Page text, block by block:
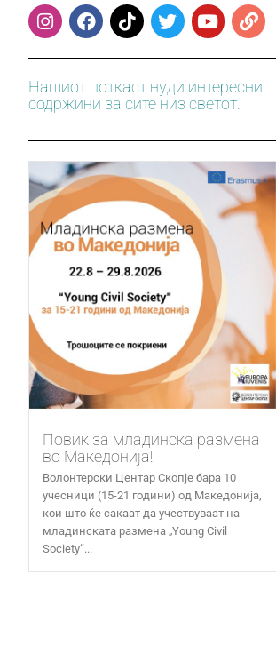
Нашиот поткаст нуди интересни
содржини за сите низ светот.
Повик за младинска размена
во Македонија!
Волонтерски Центар Скопје бара 10
учесници (15-21 години) од Македонија,
кои што ќе сакаат да учествуваат на
младинската размена „Young Civil
Society“...